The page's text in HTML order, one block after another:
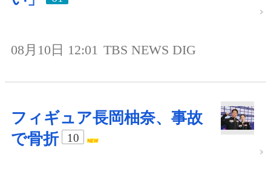
08月10日 12:01 TBS NEWS DIG
フィギュア長岡柚奈、事故
で骨折
10